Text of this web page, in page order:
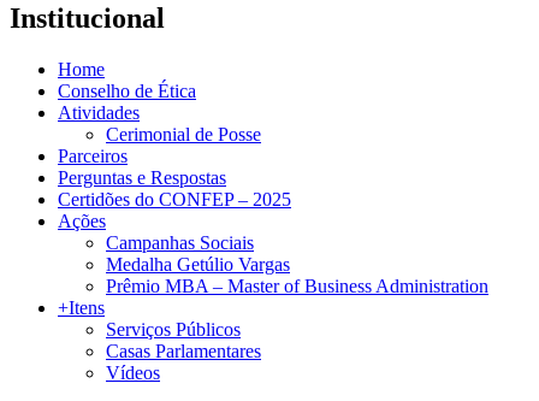
Institucional
Home
Conselho de Ética
Atividades
Cerimonial de Posse
Parceiros
Perguntas e Respostas
Certidões do CONFEP – 2025
Ações
Campanhas Sociais
Medalha Getúlio Vargas
Prêmio MBA – Master of Business Administration
+Itens
Serviços Públicos
Casas Parlamentares
Vídeos